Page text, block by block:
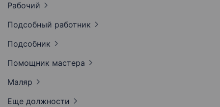
Рабочий
Подсобный работник
Подсобник
Помощник мастера
Маляр
Еще должности